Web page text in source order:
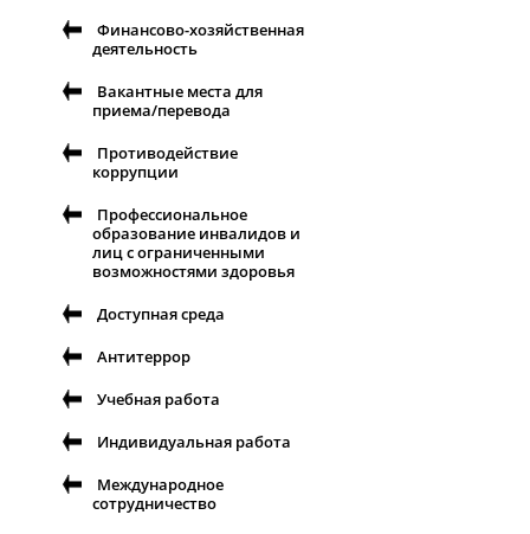
Финансово-хозяйственная
деятельность
Вакантные места для
приема/перевода
Противодействие
коррупции
Профессиональное
образование инвалидов и
лиц с ограниченными
возможностями здоровья
Доступная среда
Антитеррор
Учебная работа
Индивидуальная работа
Международное
сотрудничество